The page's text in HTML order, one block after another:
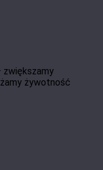
zwiększamy
żywotność